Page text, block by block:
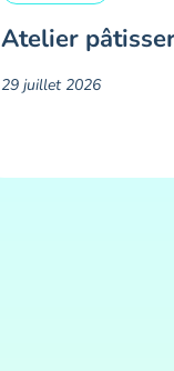
Atelier
29 juillet 2026